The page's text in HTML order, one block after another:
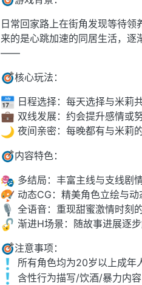
日常回家路上在街角发现等待
来的是心跳加速的同居生活，逐
——
核心玩法：
日程选择：每天选择与米莉
双线发展：约会提升感情或
夜间亲密：每晚都有与米莉
内容特色：
多结局：丰富主线与支线剧
动态CG：精美角色立绘与动
全语音：重现甜蜜激情时刻
渐进H场景：随故事进展逐
注意事项：
所有角色均为20岁以上成年
️ 含性行为描写/饮酒/暴力内容